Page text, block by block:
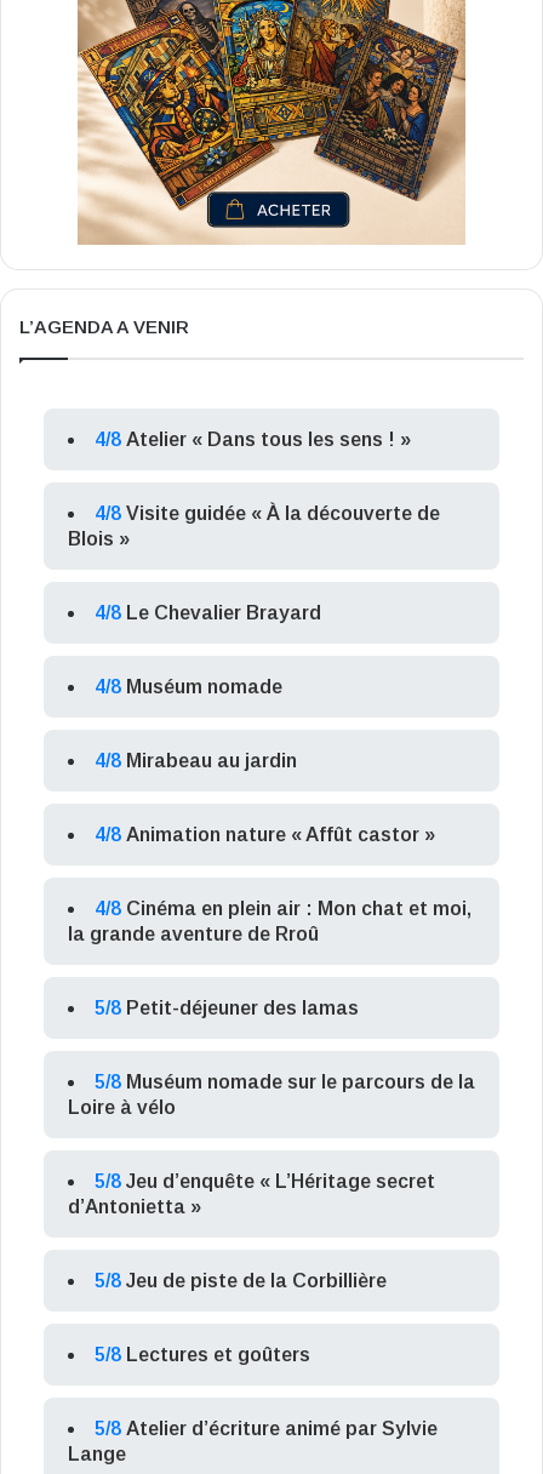
L’AGENDA A VENIR
4/8 Atelier « Dans tous les sens ! »
4/8 Visite guidée « À la découverte de
Blois »
4/8 Le Chevalier Brayard
4/8 Muséum nomade
4/8 Mirabeau au jardin
4/8 Animation nature « Affût castor »
4/8 Cinéma en plein air : Mon chat et moi,
la grande aventure de Rroû
5/8 Petit-déjeuner des lamas
5/8 Muséum nomade sur le parcours de la
Loire à vélo
5/8 Jeu d’enquête « L’Héritage secret
d’Antonietta »
5/8 Jeu de piste de la Corbillière
5/8 Lectures et goûters
5/8 Atelier d’écriture animé par Sylvie
Lange